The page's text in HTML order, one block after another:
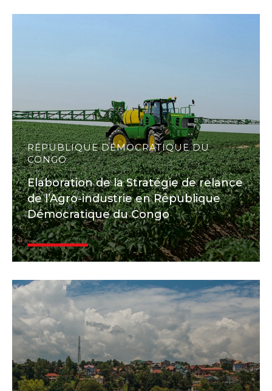
RÉPUBLIQUE DÉMOCRATIQUE DU
CONGO
Elaboration de la Stratégie de relance
de l’Agro-industrie en République
Démocratique du Congo